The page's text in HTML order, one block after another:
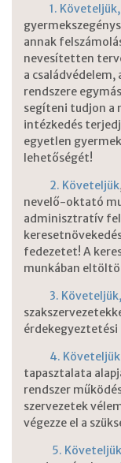
1. Követeljük,
annak
nevesítetten
a családvédelem,
rendszere
segíteni tudjon a
intézkedés
egyetlen
lehetőségét!
2. Követeljük
nevelő-oktató
adminisztratív
fedezetet! A
munkában
3. Követeljük,
4.
tapasztalata
rendszer
szervezetek
végezze el a
5.